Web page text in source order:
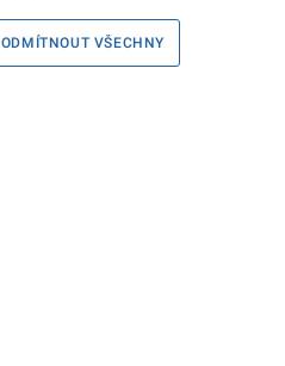
ODMÍTNOUT VŠECHNY